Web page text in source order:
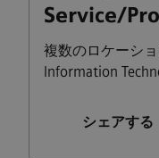
Service/
複数のロケーシ
Information
シェアする